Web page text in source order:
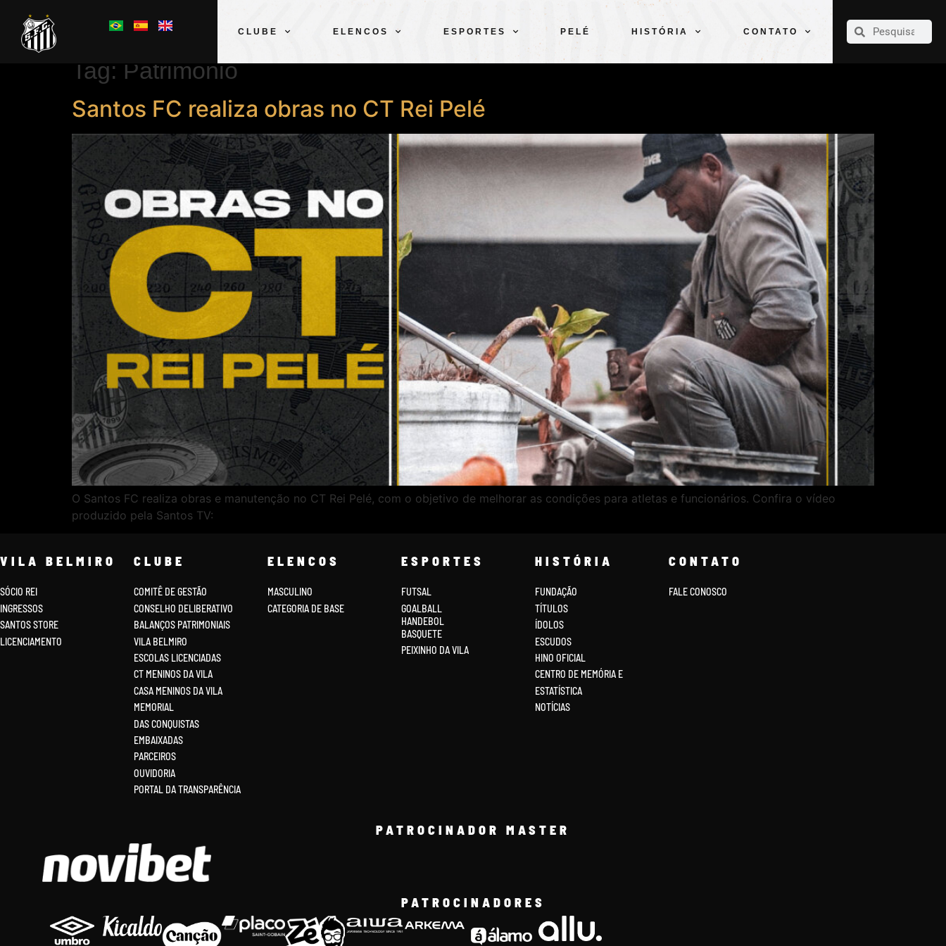
CLUBE ELENCOS ESPORTES PELÉ HISTÓRIA CONTATO
CLUBE
Tag: Patrimônio
Santos FC realiza obras no CT Rei Pelé
O Santos FC realiza obras e manutenção no CT Rei Pelé, com o objetivo de melhorar as condições para atletas e funcionários. Confira o vídeo
produzido pela Santos TV:
VILA BELMIRO
SÓCIO REI
INGRESSOS
SANTOS STORE
LICENCIAMENTO
CLUBE
COMITÊ DE GESTÃO
CONSELHO DELIBERATIVO
BALANÇOS PATRIMONIAIS
VILA BELMIRO
ESCOLAS LICENCIADAS
CT MENINOS DA VILA
CASA MENINOS DA VILA
MEMORIAL
DAS CONQUISTAS
EMBAIXADAS
PARCEIROS
OUVIDORIA
PORTAL DA TRANSPARÊNCIA
ELENCOS
MASCULINO
CATEGORIA DE BASE
ESPORTES
FUTSAL
GOALBALL
HANDEBOL
BASQUETE
PEIXINHO DA VILA
HISTÓRIA
FUNDAÇÃO
TÍTULOS
ÍDOLOS
ESCUDOS
HINO OFICIAL
CENTRO DE MEMÓRIA E
ESTATÍSTICA
NOTÍCIAS
CONTATO
FALE CONOSCO
PATROCINADOR MASTER
PATROCINADORES